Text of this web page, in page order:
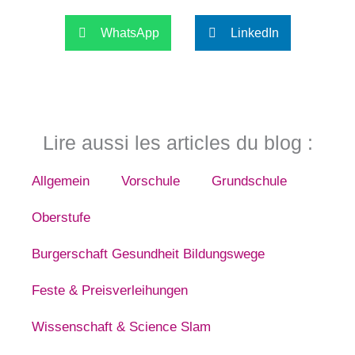
WhatsApp LinkedIn
Lire aussi les articles du blog :
Allgemein Vorschule Grundschule
Oberstufe
Burgerschaft Gesundheit Bildungswege
Feste & Preisverleihungen
Wissenschaft & Science Slam